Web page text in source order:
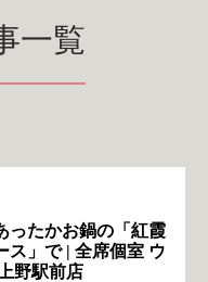
一覧
ったかお鍋の「紅霞
ス」で | 全席個室 ウ
野駅前店